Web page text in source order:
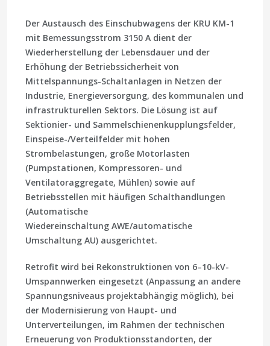
Der Austausch des Einschubwagens der KRU KМ-1
mit Bemessungsstrom 3150 A dient der
Wiederherstellung der Lebensdauer und der
Erhöhung der Betriebssicherheit von
Mittelspannungs-Schaltanlagen in Netzen der
Industrie, Energieversorgung, des kommunalen und
infrastrukturellen Sektors. Die Lösung ist auf
Sektionier- und Sammelschienenkupplungsfelder,
Einspeise-/Verteilfelder mit hohen
Strombelastungen, große Motorlasten
(Pumpstationen, Kompressoren- und
Ventilatoraggregate, Mühlen) sowie auf
Betriebsstellen mit häufigen Schalthandlungen
(Automatische
Wiedereinschaltung AWE/automatische
Umschaltung AU) ausgerichtet.
Retrofit wird bei Rekonstruktionen von 6–10-kV-
Umspannwerken eingesetzt (Anpassung an andere
Spannungsniveaus projektabhängig möglich), bei
der Modernisierung von Haupt- und
Unterverteilungen, im Rahmen der technischen
Erneuerung von Produktionsstandorten, der